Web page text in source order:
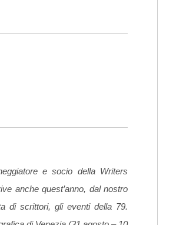
e socio della Writers
anche quest’anno, dal nostro
di scrittori, gli eventi della 79.